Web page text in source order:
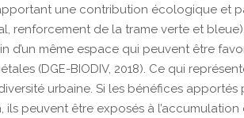
une contribution écologique et
renforcement de la trame verte et
d’un même espace qui peuvent être
(DGE-BIODIV, 2018). Ce qui
urbaine. Si les bénéfices
ils peuvent être exposés à l’accumulation